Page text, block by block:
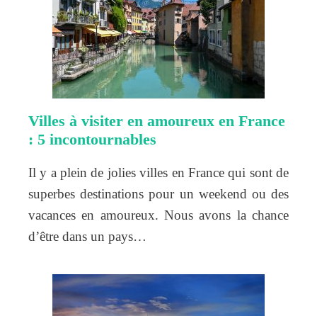
Villes à visiter en amoureux en France
: 5 incontournables
Il y a plein de jolies villes en France qui sont de
superbes destinations pour un weekend ou des
vacances en amoureux. Nous avons la chance
d’être dans un pays…